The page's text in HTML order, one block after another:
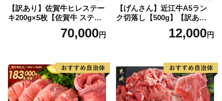
【訳あり】佐賀牛ヒレステー
キ200g×5枚【佐賀牛 ステー
キ ブランド肉 ヒレ肉 フィレ
肉 ジューシー ヘルシー】(H0
70,000円
【げんさん】近江牛A5ラン
ク切落し【500g】【訳あり】
12,000円